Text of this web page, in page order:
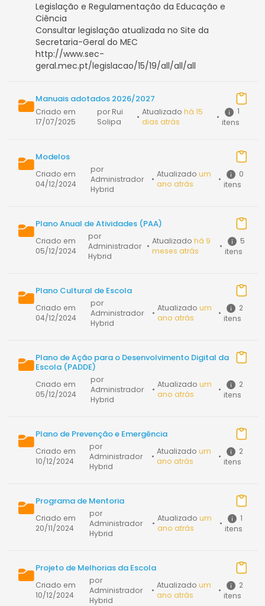
Legislação e Regulamentação da Educação e
Ciência
Consultar legislação atualizada no Site da
Secretaria-Geral do MEC
http://www.sec-
geral.mec.pt/legislacao/15/19/all/all/all
Manuais adotados 2026/2027
Criado em
17/07/2025
por Rui
Solipa
• Atualizado há 15
dias atrás
•
1
itens
Modelos
Criado em
04/12/2024
por
Administrador
Hybrid
• Atualizadoum
ano atrás
•
0
itens
Plano Anual de Atividades (PAA)
Criado em
05/12/2024
por
Administrador
Hybrid
• Atualizadohá 9
meses atrás
•
5
itens
Plano Cultural de Escola
Criado em
04/12/2024
por
Administrador
Hybrid
• Atualizado um
ano atrás
•
2
itens
Plano de Ação para o Desenvolvimento Digital da
Escola (PADDE)
Criado em
05/12/2024
por
Administrador
Hybrid
• Atualizado um
ano atrás
•
2
itens
Plano de Prevenção e Emergência
Criado em
10/12/2024
por
Administrador
Hybrid
• Atualizado um
ano atrás
•
2
itens
Programa de Mentoria
Criado em
20/11/2024
por
Administrador
Hybrid
• Atualizado um
ano atrás
•
1
itens
Projeto de Melhorias da Escola
Criado em
10/12/2024
por
Administrador
Hybrid
• Atualizado um
ano atrás
•
2
itens